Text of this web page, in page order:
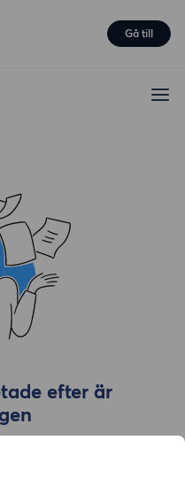
Gå till
efter är